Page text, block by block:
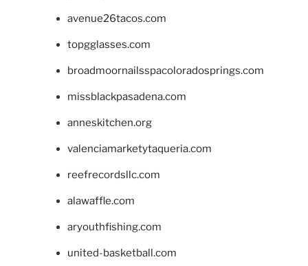
avenue26tacos.com
topgglasses.com
broadmoornailsspacoloradosprings.com
missblackpasadena.com
anneskitchen.org
valenciamarketytaqueria.com
reefrecordsllc.com
alawaffle.com
aryouthfishing.com
united-basketball.com